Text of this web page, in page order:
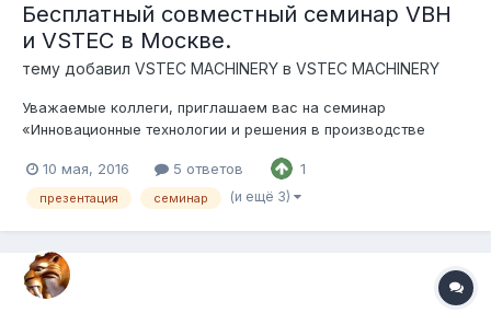
Бесплатный совместный семинар VBH
и VSTEC в Москве.
тему добавил VSTEC MACHINERY в VSTEC MACHINERY
Уважаемые коллеги, приглашаем вас на семинар
«Инновационные технологии и решения в производстве
года в Москве. План мероприятия: Деловая встреча - план
мероприятия - VSTEC+VBH 2016 MSK.pdf 14:00-14:30
10 мая, 2016 5 ответов 1
презентация семинар (и ещё 3)